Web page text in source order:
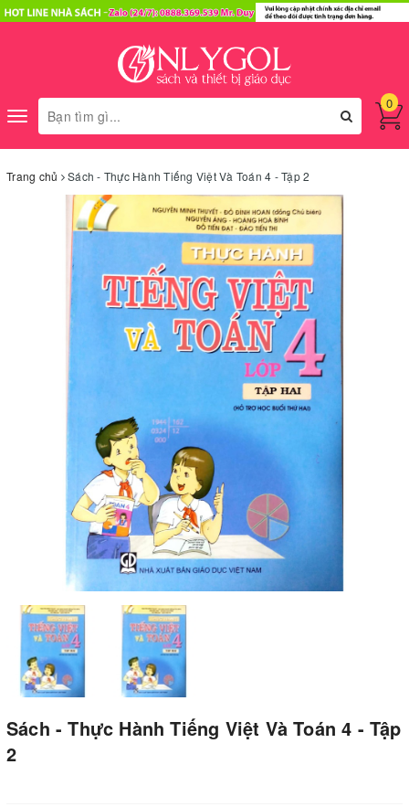
Toggle
navigation
0
Trang chủ Sách - Thực Hành Tiếng Việt Và Toán 4 - Tập 2
Sách - Thực Hành Tiếng Việt Và Toán 4 - Tập
2